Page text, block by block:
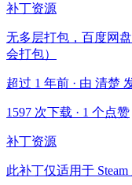
补丁资源
无多层打包，百度网
会打包）
超过 1 年前 · 由 清楚
1597 次下载 · 1 个点赞
补丁资源
此补丁仅适用于